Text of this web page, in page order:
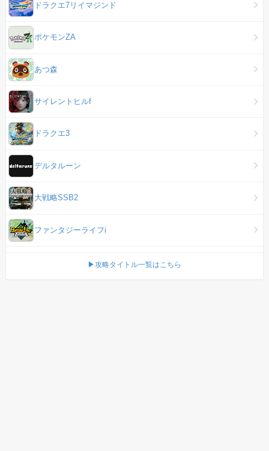
ドラクエ7リイマジンド
ポケモンZA
あつ森
サイレントヒルf
ドラクエ3
デルタルーン
大戦略SSB2
ファンタジーライフi
▶攻略タイトル一覧はこちら